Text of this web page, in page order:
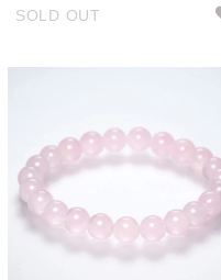
SOLD OUT